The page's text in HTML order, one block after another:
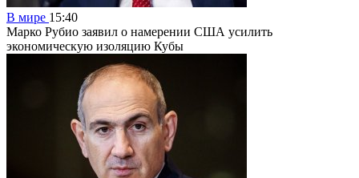
В мире 15:40
Марко Рубио заявил о намерении США усилить
экономическую изоляцию Кубы